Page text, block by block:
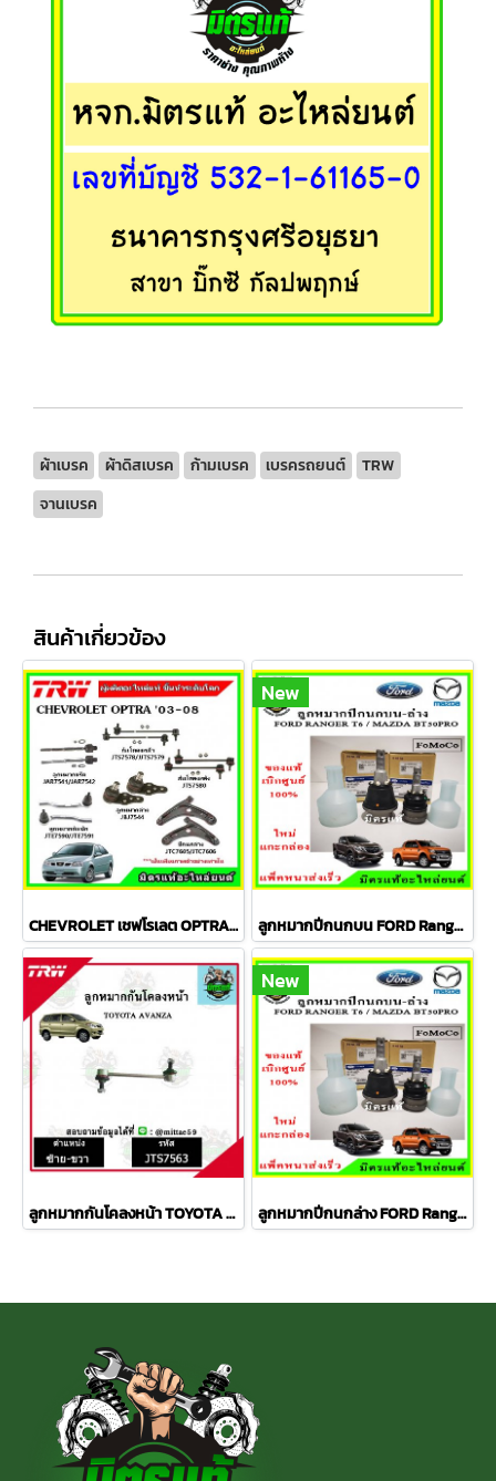
ผ้าเบรค ผ้าดิสเบรค ก้ามเบรค เบรครถยนต์
TRW
จานเบรค
สินค้าเกี่ยวข้อง
CHEVROLET เชฟโรเลต OPTRA ปี 03-08 ชุดช่วงล่าง TRW
New
ลูกหมากปีกนกบน FORD Ranger T6 / MAZDA BT50 PRO 2WD , 4WD
ลูกหมากกันโคลงหน้า TOYOTA AVANZA อเวนซ่า ปี 04-11ชุดช่วงล่าง TRW ราคาต่อคู่
New
ลูกหมากปีกนกล่าง FORD Ranger T6 / MAZDA BT50 PRO 2WD , 4WD